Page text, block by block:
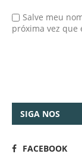
Salve meu
próxima vez que
SIGA NOS
FACEBOOK